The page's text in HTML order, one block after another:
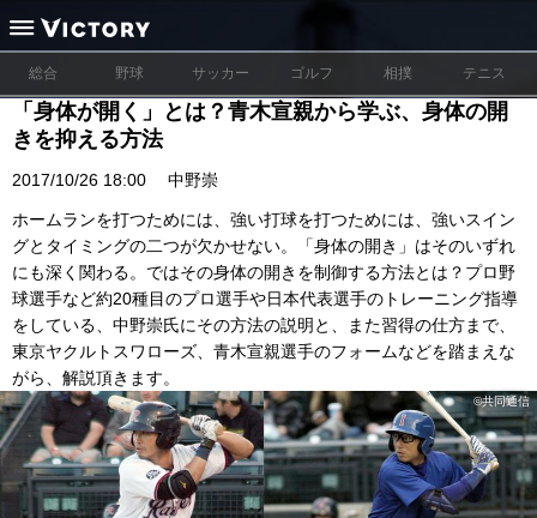
総合 野球 サッカー ゴルフ 相撲 テニス
「身体が開く」とは？青木宣親から学ぶ、身体の開
きを抑える方法
2017/10/26 18:00 中野崇
ホームランを打つためには、強い打球を打つためには、強いスイン
グとタイミングの二つが欠かせない。「身体の開き」はそのいずれ
にも深く関わる。ではその身体の開きを制御する方法とは？プロ野
球選手など約20種目のプロ選手や日本代表選手のトレーニング指導
をしている、中野崇氏にその方法の説明と、また習得の仕方まで、
東京ヤクルトスワローズ、青木宣親選手のフォームなどを踏まえな
がら、解説頂きます。
©︎共同通信